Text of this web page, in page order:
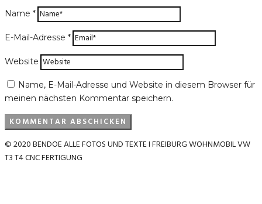
Name *
E-Mail-Adresse *
Website
Name, E-Mail-Adresse und Website in diesem Browser für
meinen nächsten Kommentar speichern.
© 2020 BENDOE ALLE FOTOS UND TEXTE I FREIBURG WOHNMOBIL VW
T3 T4 CNC FERTIGUNG